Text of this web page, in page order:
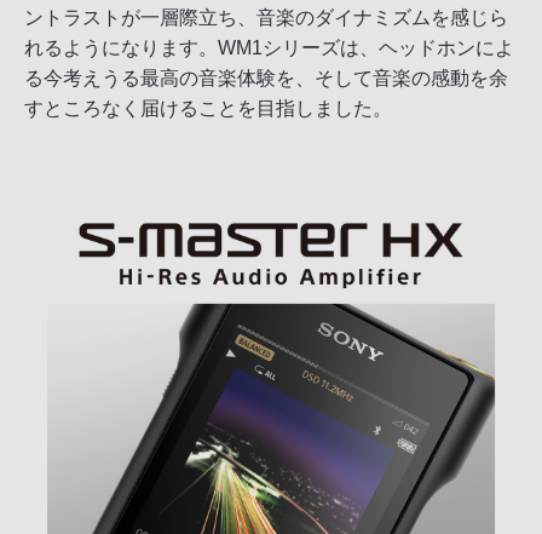
ントラストが一層際立ち、音楽のダイナミズムを感じら
れるようになります。WM1シリーズは、ヘッドホンによ
る今考えうる最高の音楽体験を、そして音楽の感動を余
すところなく届けることを目指しました。